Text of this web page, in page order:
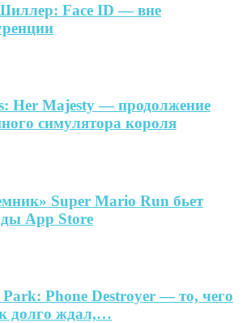
Face ID — вне
Her Majesty — продолжение
симулятора короля
Super Mario Run бьет
App Store
Park: Phone Destroyer — то, чего
долго ждал,…